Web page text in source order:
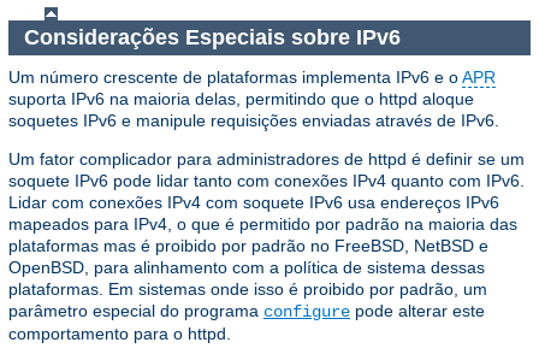
Considerações Especiais sobre IPv6
Um número crescente de plataformas implementa IPv6 e oAPR
suporta IPv6 na maioria delas, permitindo que o httpd aloque
soquetes IPv6 e manipule requisições enviadas através de IPv6.
Um fator complicador para administradores de httpd é definir se um
soquete IPv6 pode lidar tanto com conexões IPv4 quanto com IPv6.
Lidar com conexões IPv4 com soquete IPv6 usa endereços IPv6
mapeados para IPv4, o que é permitido por padrão na maioria das
plataformas mas é proibido por padrão no FreeBSD, NetBSD e
OpenBSD, para alinhamento com a política de sistema dessas
plataformas. Em sistemas onde isso é proibido por padrão, um
parâmetro especial do programa configure pode alterar este
comportamento para o httpd.